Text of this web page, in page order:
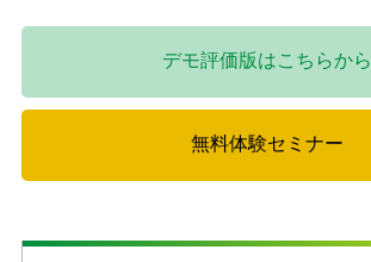
デモ評価版はこちらから
無料体験セミナー